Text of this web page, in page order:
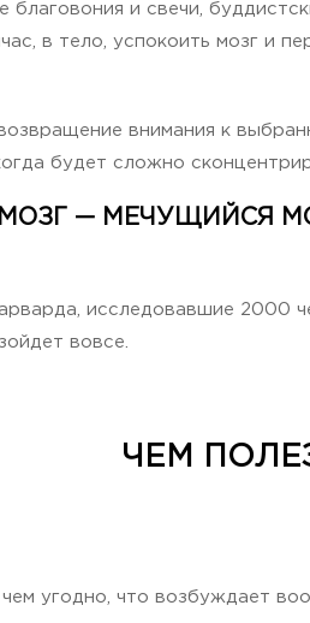
и свечи,
в тело, успокоить мозг и
внимания к
будет сложно
— МЕЧУЩИЙСЯ
исследовавшие 2000
вовсе.
ЧЕМ
угодно, что возбуждает